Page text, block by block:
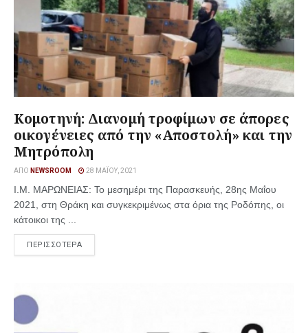
Κομοτηνή: Διανομή τροφίμων σε άπορες
οικογένειες από την «Αποστολή» και την
Μητρόπολη
ΑΠΌ NEWSROOM 28 ΜΑΪ́ΟΥ, 2021
Ι.Μ. ΜΑΡΩΝΕΙΑΣ: Το μεσημέρι της Παρασκευής, 28ης Μαΐου
2021, στη Θράκη και συγκεκριμένως στα όρια της Ροδόπης, οι
κάτοικοι της ...
ΠΕΡΙΣΣΟΤΕΡΑ